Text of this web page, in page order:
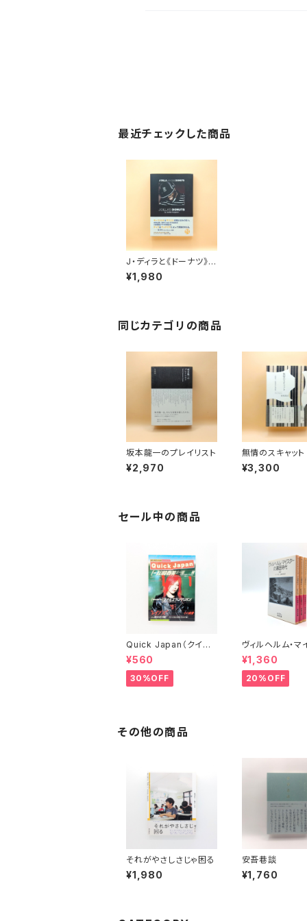
最近チェックした商品
J・ディラと《ドーナツ》の
ビート革命
¥1,980
同じカテゴリの商品
坂本龍一のプレイリスト
¥2,970
無情のスキャッ
椅子・和嶋愼治
集
¥3,300
セール中の商品
Quick Japan（クイッ
ク・ジャパン）Vol.11
¥560
30%OFF
ヴィルヘルム・マ
ーの遍歴時代 (
(下)（岩波文庫）
¥1,360
20%OFF
その他の商品
それがやさしさじゃ困る
¥1,980
安吾巷談
¥1,760